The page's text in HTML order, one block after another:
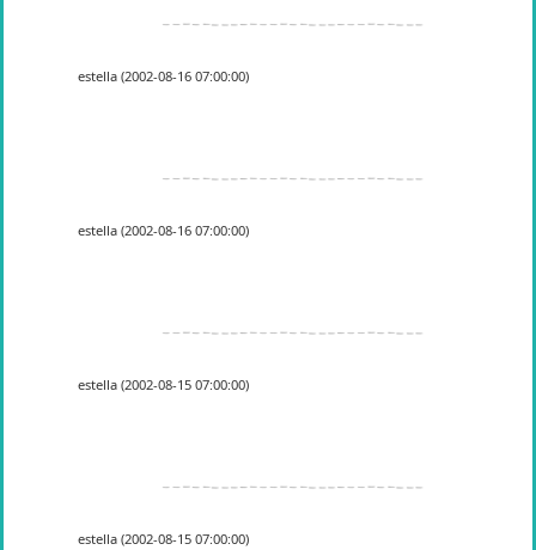
estella (2002-08-16 07:00:00)
estella (2002-08-16 07:00:00)
estella (2002-08-15 07:00:00)
estella (2002-08-15 07:00:00)